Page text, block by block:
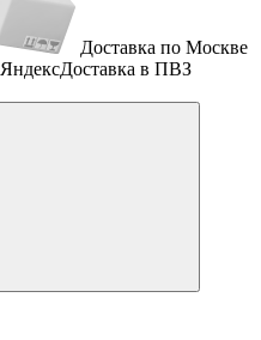
Доставка по Москве
ЯндексДоставка в ПВЗ